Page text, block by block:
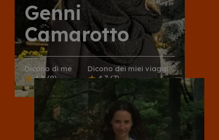
Genni
Camarotto
Dicono di me
4.8(9)
Dicono dei miei viaggi
4.7(7)